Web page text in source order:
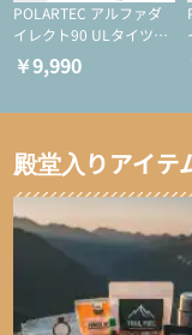
POLARTEC アルファダ
イレクト90 ULタイツ
（アクティブインサレー
ション/テント泊用パジ
￥9,990
殿堂入りアイテ